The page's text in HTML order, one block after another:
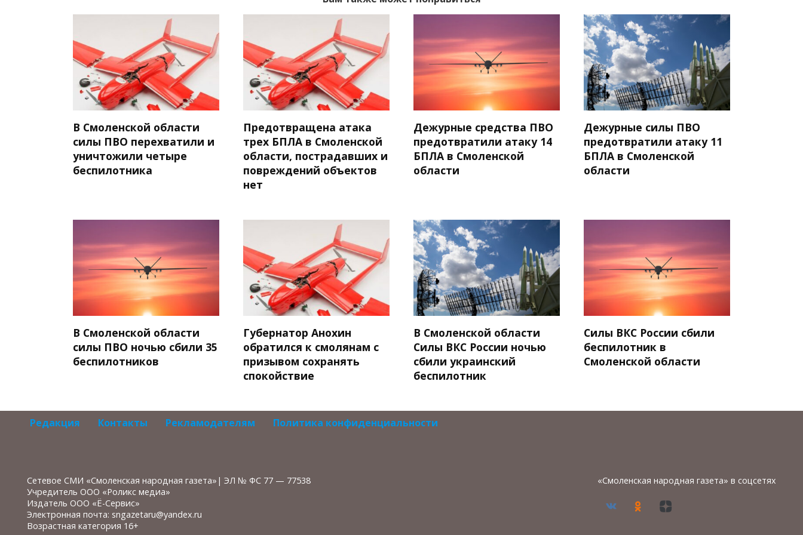
В Смоленской области
силы ПВО перехватили и
уничтожили четыре
беспилотника
Предотвращена атака
трех БПЛА в Смоленской
области, пострадавших и
повреждений объектов
нет
Дежурные средства ПВО
предотвратили атаку 14
БПЛА в Смоленской
области
Дежурные силы ПВО
предотвратили атаку 11
БПЛА в Смоленской
области
В Смоленской области
силы ПВО ночью сбили 35
беспилотников
Губернатор Анохин
обратился к смолянам с
призывом сохранять
спокойствие
В Смоленской области
Силы ВКС России ночью
сбили украинский
беспилотник
Силы ВКС России сбили
беспилотник в
Смоленской области
Редакция Контакты Рекламодателям Политика конфиденциальности
Сетевое СМИ «Смоленская народная газета»| ЭЛ № ФС 77 — 77538
Учредитель ООО «Роликс медиа»
Издатель ООО «Ё-Сервис»
Электронная почта: sngazetaru@yandex.ru
Возрастная категория 16+
«Смоленская народная газета» в соцсетях